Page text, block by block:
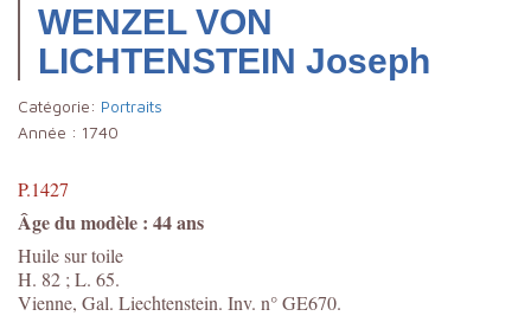
WENZEL VON
LICHTENSTEIN Joseph
Catégorie: Portraits
Année : 1740
P.1427
Âge du modèle : 44 ans
Huile sur toile
H. 82 ; L. 65.
Vienne, Gal. Liechtenstein. Inv. n° GE670.